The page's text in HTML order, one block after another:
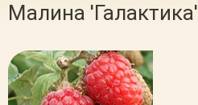
Малина 'Галактика'